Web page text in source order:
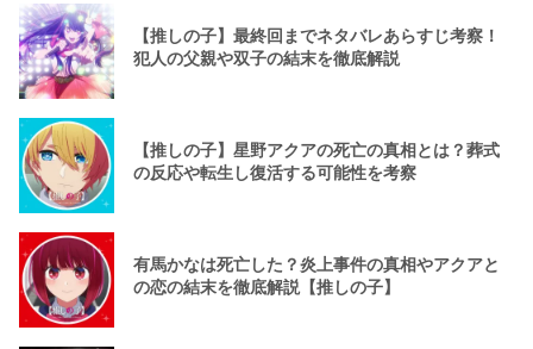
【推しの子】最終回までネタバレあらすじ考察！
犯人の父親や双子の結末を徹底解説
【推しの子】星野アクアの死亡の真相とは？葬式
の反応や転生し復活する可能性を考察
有馬かなは死亡した？炎上事件の真相やアクアと
の恋の結末を徹底解説【推しの子】